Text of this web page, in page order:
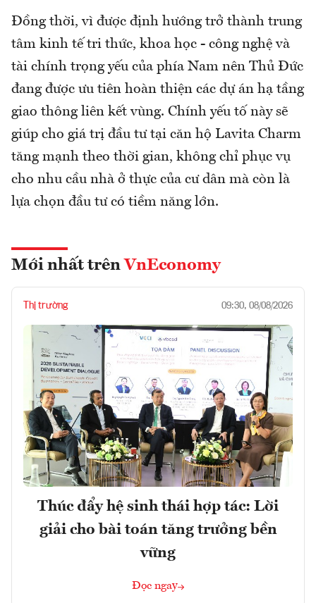
Đồng thời, vì được định hướng trở thành trung
tâm kinh tế tri thức, khoa học - công nghệ và
tài chính trọng yếu của phía Nam nên Thủ Đức
đang được ưu tiên hoàn thiện các dự án hạ tầng
giao thông liên kết vùng. Chính yếu tố này sẽ
giúp cho giá trị đầu tư tại căn hộ Lavita Charm
tăng mạnh theo thời gian, không chỉ phục vụ
cho nhu cầu nhà ở thực của cư dân mà còn là
lựa chọn đầu tư có tiềm năng lớn.
Mới nhất trên VnEconomy
Thị trường 09:30, 08/08/2026
Thúc đẩy hệ sinh thái hợp tác: Lời
giải cho bài toán tăng trưởng bền
vững
Đọc ngay